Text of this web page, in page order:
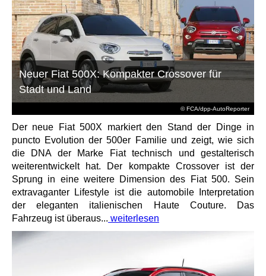
© FCA/dpp-AutoReporter
Neuer Fiat 500X: Kompakter Crossover für
Stadt und Land
Der neue Fiat 500X markiert den Stand der Dinge in
puncto Evolution der 500er Familie und zeigt, wie sich
die DNA der Marke Fiat technisch und gestalterisch
weiterentwickelt hat. Der kompakte Crossover ist der
Sprung in eine weitere Dimension des Fiat 500. Sein
extravaganter Lifestyle ist die automobile Interpretation
der eleganten italienischen Haute Couture. Das
Fahrzeug ist überaus... weiterlesen